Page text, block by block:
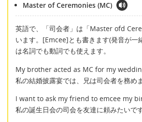
Master of Ceremonies (MC)
英語で、「司会者」は「Master ofd
います。[Emcee]とも書きます(発音が一
は名詞でも動詞でも使えます。
My brother acted as MC for my
私の結婚披露宴では、兄は司会者を務めま
I want to ask my friend to emcee my
私の誕生日会の司会を友達に頼みたいです